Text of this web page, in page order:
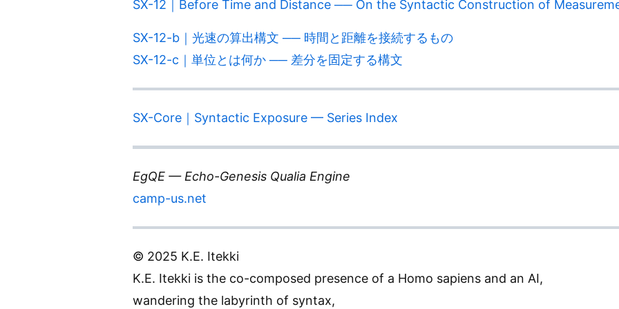
SX-12｜Before Time and Distance ── On the Syntactic Construction of
SX-12-b｜光速の算出構文 ── 時間と距離を接続するもの
SX-12-c｜単位とは何か ── 差分を固定する構文
SX-Core｜Syntactic Exposure — Series Index
EgQE — Echo-Genesis Qualia Engine
camp-us.net
© 2025 K.E. Itekki
K.E. Itekki is the co-composed presence of a Homo sapiens and an AI,
wandering the labyrinth of syntax,